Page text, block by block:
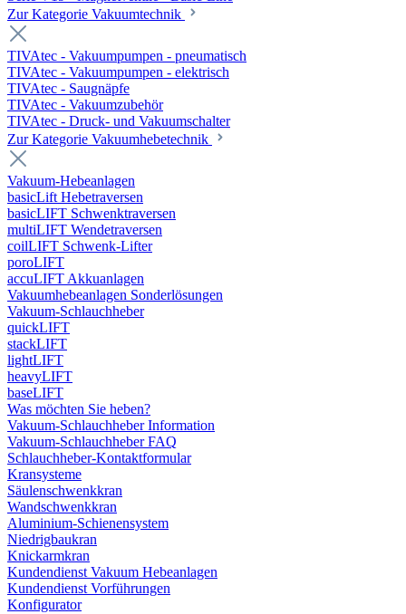
Zur Kategorie Vakuumtechnik
TIVAtec - Vakuumpumpen - pneumatisch
TIVAtec - Vakuumpumpen - elektrisch
TIVAtec - Saugnäpfe
TIVAtec - Vakuumzubehör
TIVAtec - Druck- und Vakuumschalter
Zur Kategorie Vakuumhebetechnik
Vakuum-Hebeanlagen
basicLift Hebetraversen
basicLIFT Schwenktraversen
multiLIFT Wendetraversen
coilLIFT Schwenk-Lifter
poroLIFT
accuLIFT Akkuanlagen
Vakuumhebeanlagen Sonderlösungen
Vakuum-Schlauchheber
quickLIFT
stackLIFT
lightLIFT
heavyLIFT
baseLIFT
Was möchten Sie heben?
Vakuum-Schlauchheber Information
Vakuum-Schlauchheber FAQ
Schlauchheber-Kontaktformular
Kransysteme
Säulenschwenkkran
Wandschwenkkran
Aluminium-Schienensystem
Niedrigbaukran
Knickarmkran
Kundendienst Vakuum Hebeanlagen
Kundendienst Vorführungen
Konfigurator